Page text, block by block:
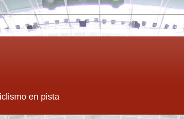
en pista